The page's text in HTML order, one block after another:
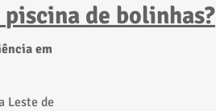
piscina de bolinhas?
em
Leste de